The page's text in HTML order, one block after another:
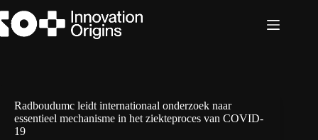
naar
de
Radboudumc leidt internationaal onderzoek naar
essentieel mechanisme in het ziekteproces van COVID-
19